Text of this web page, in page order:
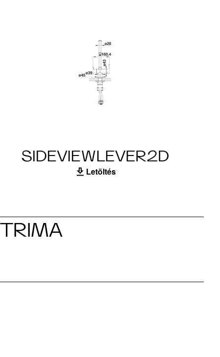
SIDEVIEWLEVER2D
Letöltés